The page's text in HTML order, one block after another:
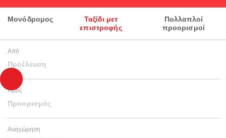
Μονόδρομος
Ταξίδι μετ
επιστροφής
Πολλαπλοί
προορισμοί
Από
Προέλευση
Προς
Προορισμός
Αναχώρηση